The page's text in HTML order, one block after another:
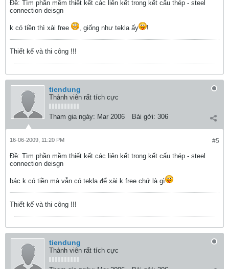
Ðề: Tìm phần mềm thiết kết các liên kết trong kết cấu thép - steel
connection deisgn
k có tiền thì xài free , giống như tekla ấy !
Thiết kế và thi công !!!
tiendung
Thành viên rất tích cực
Tham gia ngày: Mar 2006 Bài gởi: 306
#5
16-06-2009, 11:20 PM
Ðề: Tìm phần mềm thiết kết các liên kết trong kết cấu thép - steel
connection deisgn
bác k có tiền mà vẫn có tekla để xài k free chứ là gì
Thiết kế và thi công !!!
tiendung
Thành viên rất tích cực